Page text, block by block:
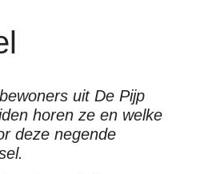
uit De Pijp
horen ze en welke
deze negende